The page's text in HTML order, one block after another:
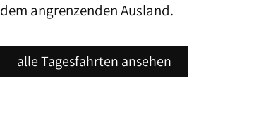
dem angrenzenden Ausland.
alle Tagesfahrten ansehen